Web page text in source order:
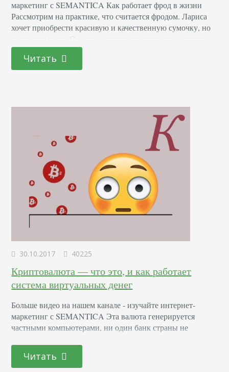
маркетинг с SEMANTICA Как работает фрод в жизни
Рассмотрим на практике, что считается фродом. Лариса
хочет приобрести красивую и качественную сумочку, но
за низкую цену. Она просматривает интернет-магазины с
предложениями и находит идеальную модель. На сайте
она кладет ее в корзину, оформляет заказ и производит
оплату товара. Она не учитывает, что сайт, на…
Читать
30.10.2017 40225
Криптовалюта — что это, и как работает
система виртуальных денег
Больше видео на нашем канале - изучайте интернет-
маркетинг с SEMANTICA Эта валюта генерируется
частными компьютерами, ни один банк страны не
Самой известной криптовалютой является Биткоин, но на
сегодняшний день существует множество других видов:
Читать